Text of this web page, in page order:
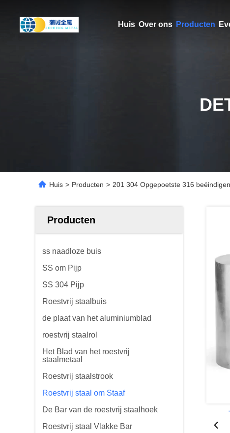
Huis Over ons Producten
Huis > Producten > 201 304 Opgepoetste 316
Producten
ss naadloze buis
SS om Pijp
SS 304 Pijp
Roestvrij staalbuis
de plaat van het aluminiumblad
roestvrij staalrol
Het Blad van het roestvrij
staalmetaal
Roestvrij staalstrook
Roestvrij staal om Staaf
De Bar van de roestvrij staalhoek
Roestvrij staal Vlakke Bar